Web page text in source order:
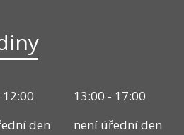
13:00 - 17:00
den
není úřední den